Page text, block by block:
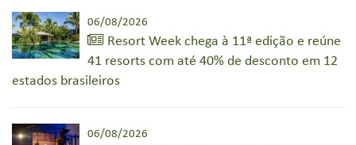
06/08/2026
Resort Week chega à 11ª edição e reúne
41 resorts com até 40% de desconto em 12
estados brasileiros
06/08/2026